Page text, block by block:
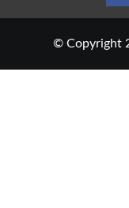
© Copyright